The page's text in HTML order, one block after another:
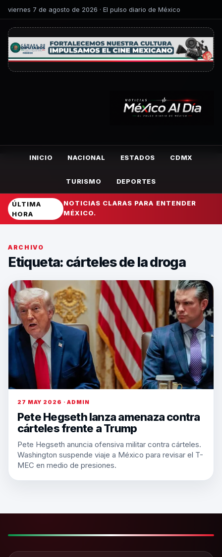
viernes 7 de agosto de 2026 · El pulso diario de México
INICIO NACIONAL ESTADOS CDMX
TURISMO DEPORTES
ÚLTIMA
HORA
NOTICIAS CLARAS PARA ENTENDER
MÉXICO.
ARCHIVO
Etiqueta: cárteles de la droga
27 MAY 2026 · ADMIN
Pete Hegseth lanza amenaza contra
cárteles frente a Trump
Pete Hegseth anuncia ofensiva militar contra cárteles.
Washington suspende viaje a México para revisar el T-
MEC en medio de presiones.